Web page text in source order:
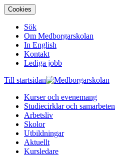
Cookies
Sök
Om Medborgarskolan
In English
Kontakt
Lediga jobb
Till startsidan
Kurser och evenemang
Studiecirklar och samarbeten
Arbetsliv
Skolor
Utbildningar
Aktuellt
Kursledare